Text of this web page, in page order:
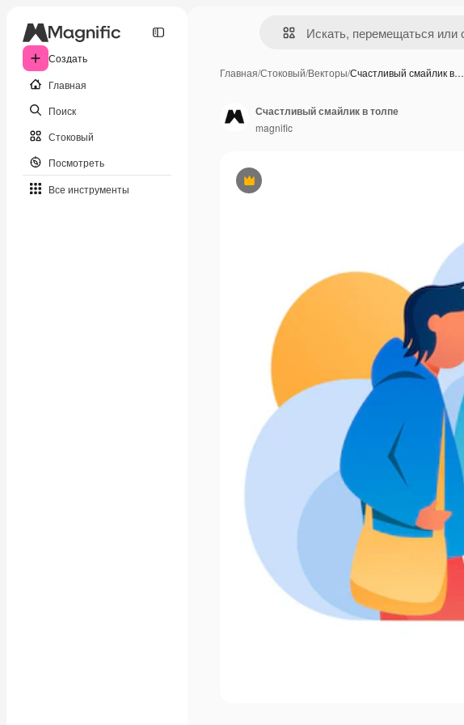
Создать
Главная
Поиск
Стоковый
Посмотреть
Все инструменты
Главная/Стоковый/Векторы/Счастливый смайлик в…
Премиум
Счастливый смайлик в толпе
magnific